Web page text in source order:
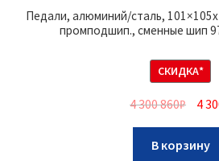
Педали, алюминий/сталь,
промподшип., сменные шип
СКИДКА*
4 300 860₽ 4
В корзину